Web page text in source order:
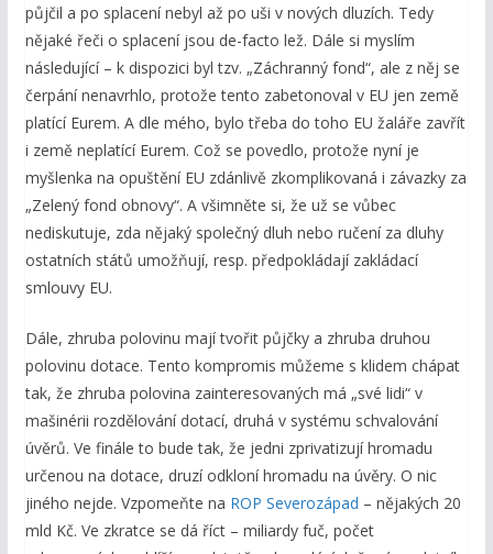
půjčil a po splacení nebyl až po uši v nových dluzích. Tedy
nějaké řeči o splacení jsou de-facto lež. Dále si myslím
následující – k dispozici byl tzv. „Záchranný fond“, ale z něj se
čerpání nenavrhlo, protože tento zabetonoval v EU jen země
platící Eurem. A dle mého, bylo třeba do toho EU žaláře zavřít
i země neplatící Eurem. Což se povedlo, protože nyní je
myšlenka na opuštění EU zdánlivě zkomplikovaná i závazky za
„Zelený fond obnovy“. A všimněte si, že už se vůbec
nediskutuje, zda nějaký společný dluh nebo ručení za dluhy
ostatních států umožňují, resp. předpokládají zakládací
smlouvy EU.
Dále, zhruba polovinu mají tvořit půjčky a zhruba druhou
polovinu dotace. Tento kompromis můžeme s klidem chápat
tak, že zhruba polovina zainteresovaných má „své lidi“ v
mašinérii rozdělování dotací, druhá v systému schvalování
úvěrů. Ve finále to bude tak, že jedni zprivatizují hromadu
určenou na dotace, druzí odkloní hromadu na úvěry. O nic
jiného nejde. Vzpomeňte na ROP Severozápad – nějakých 20
mld Kč. Ve zkratce se dá říct – miliardy fuč, počet